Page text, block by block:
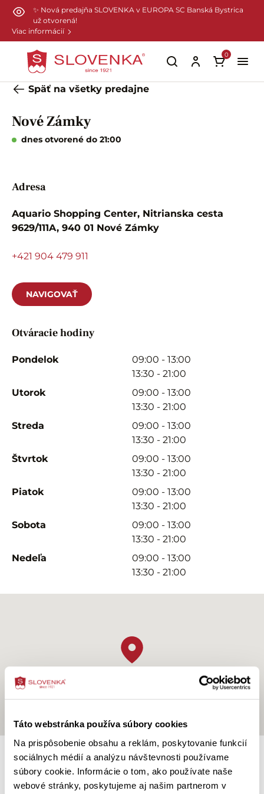
Táto webstránka používa súbory cookies
Na prispôsobenie obsahu a reklám, poskytovanie funkcií
sociálnych médií a analýzu návštevnosti používame
súbory cookie. Informácie o tom, ako používate naše
webové stránky, poskytujeme aj našim partnerom v
Preskočiť na hlavný obsah
✨ Nová predajňa SLOVENKA v EUROPA SC Banská Bystrica
už otvorená!
Viac informácií
0
Späť na všetky predajne
Nové Zámky
dnes otvorené do 21:00
Adresa
Aquario Shopping Center, Nitrianska cesta
9629/111A, 940 01 Nové Zámky
+421 904 479 911
NAVIGOVAŤ
Otváracie hodiny
Pondelok
09:00 - 13:00
13:30 - 21:00
Utorok
09:00 - 13:00
13:30 - 21:00
Streda
09:00 - 13:00
13:30 - 21:00
Štvrtok
09:00 - 13:00
13:30 - 21:00
Piatok
09:00 - 13:00
13:30 - 21:00
Sobota
09:00 - 13:00
13:30 - 21:00
Nedeľa
09:00 - 13:00
13:30 - 21:00
O predajni